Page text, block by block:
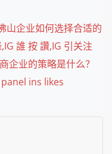
山企业如何选择合适的
誰 按 讚,IG 引关注
企业的策略是什么？
ins likes